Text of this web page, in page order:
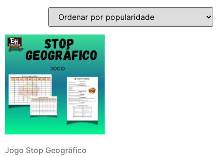
Jogo Stop Geográfico